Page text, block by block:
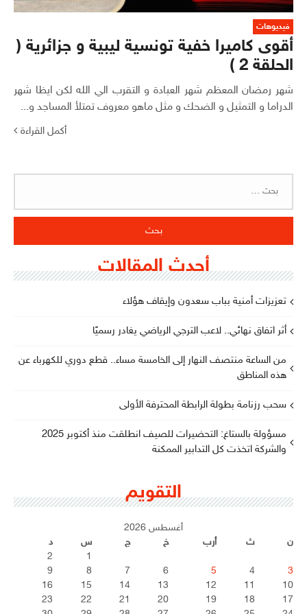
فيديوهات
أقوى كاميرا خفية تونسية ليبية و جزائرية (
الحلقة 2 )
شهر رمضان المعظم شهر العبادة و التقرب الي الله لكن ايظا شهر
الدراما و التمثيل و الضحك و مثل ماهو معروف تمتلأ المساجد و...
أكمل القراءة
أحدث المقالات
تعزيزات أمنية بباب سعدون وإيقاف هؤلاء
أثر اتفاق نهائي.. لاعب الترجي الرياضي يغادر رسميًا
من الساعة منتصف النهار إلى الخامسة مساء.. قطع دوري للكهرباء عن
هذه المناطق
سحب رزنامة بطولة الرابطة المحترفة الأولى
مسؤولة بالستاغ: التحضيرات للصيف انطلقت منذ أكتوبر 2025
والشركة اتخذت كل التدابير الممكنة
التقويم
أغسطس 2026
ن
ث أرب خ ج س
د
1
2
3
4
5
6
7
8
9
10
11
12
13
14
15
16
17
18
19
20
21
22
23